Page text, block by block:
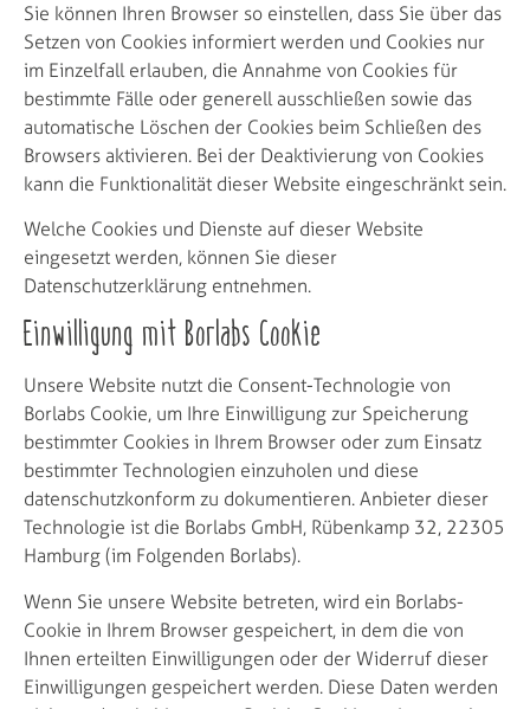
Sie können Ihren Browser so einstellen, dass Sie über das
Setzen von Cookies informiert werden und Cookies nur
im Einzelfall erlauben, die Annahme von Cookies für
bestimmte Fälle oder generell ausschließen sowie das
automatische Löschen der Cookies beim Schließen des
Browsers aktivieren. Bei der Deaktivierung von Cookies
kann die Funktionalität dieser Website eingeschränkt sein.
Welche Cookies und Dienste auf dieser Website
eingesetzt werden, können Sie dieser
Datenschutzerklärung entnehmen.
Einwilligung mit Borlabs Cookie
Unsere Website nutzt die Consent-Technologie von
Borlabs Cookie, um Ihre Einwilligung zur Speicherung
bestimmter Cookies in Ihrem Browser oder zum Einsatz
bestimmter Technologien einzuholen und diese
datenschutzkonform zu dokumentieren. Anbieter dieser
Technologie ist die Borlabs GmbH, Rübenkamp 32, 22305
Hamburg (im Folgenden Borlabs).
Wenn Sie unsere Website betreten, wird ein Borlabs-
Cookie in Ihrem Browser gespeichert, in dem die von
Ihnen erteilten Einwilligungen oder der Widerruf dieser
Einwilligungen gespeichert werden. Diese Daten werden